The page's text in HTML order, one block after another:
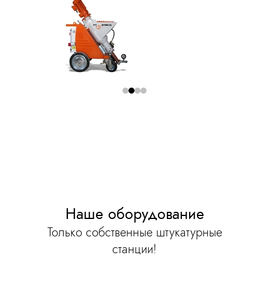
Я принимаю
Согласие
персональных данных.
Наше оборудование
Только собственные штукатурные
станции!